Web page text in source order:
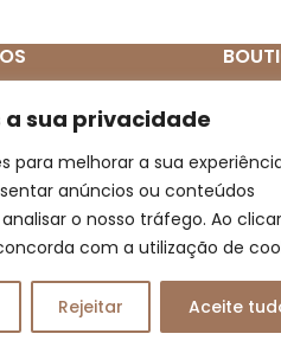
sua privacidade
para melhorar a sua
anúncios ou conteúdos
o nosso tráfego. Ao
com a utilização de
Rejeitar Aceite
831